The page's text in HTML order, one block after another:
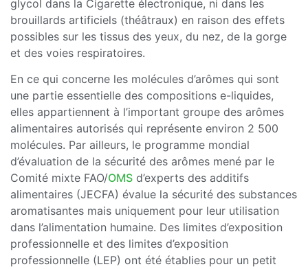
glycol dans la Cigarette électronique, ni dans les
brouillards artificiels (théâtraux) en raison des effets
possibles sur les tissus des yeux, du nez, de la gorge
et des voies respiratoires.
En ce qui concerne les molécules d’arômes qui sont
une partie essentielle des compositions e-liquides,
elles appartiennent à l’important groupe des arômes
alimentaires autorisés qui représente environ 2 500
molécules. Par ailleurs, le programme mondial
d’évaluation de la sécurité des arômes mené par le
Comité mixte FAO/OMS d’experts des additifs
alimentaires (JECFA) évalue la sécurité des substances
aromatisantes mais uniquement pour leur utilisation
dans l’alimentation humaine. Des limites d’exposition
professionnelle et des limites d’exposition
professionnelle (LEP) ont été établies pour un petit